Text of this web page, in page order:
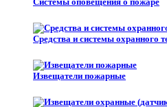
Средства и системы охранного
Извещатели пожарные